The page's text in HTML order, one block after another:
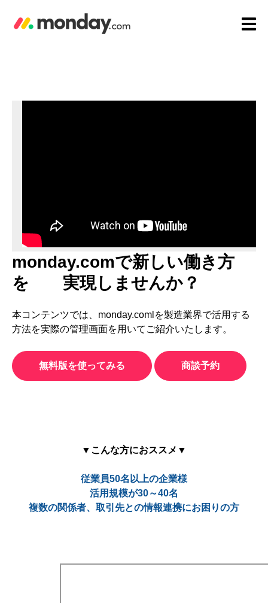
monday.comで新しい働き方
を 実現しませんか？
本コンテンツでは、monday.comlを製造業界で活用する
方法を実際の管理画面を用いてご紹介いたします。
無料版を使ってみる 商談予約
▼こんな方におススメ▼
従業員50名以上の企業様
活用規模が30～40名
複数の関係者、取引先との情報連携にお困りの方